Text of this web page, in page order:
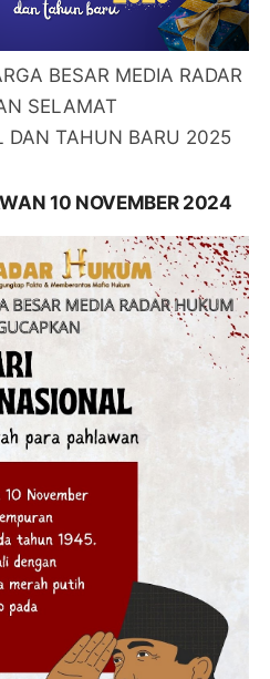
BESAR MEDIA RADAR
SELAMAT
DAN TAHUN BARU 2025
10 NOVEMBER 2024